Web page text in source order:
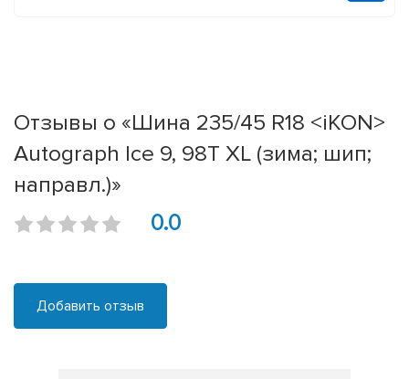
Отзывы о «Шина 235/45 R18 <iKON>
Autograph Ice 9, 98T XL (зима; шип;
направл.)»
0.0
Добавить отзыв